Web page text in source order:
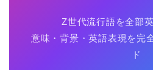
Z世代流行語を全部
意味・背景・英語表現を完
ド